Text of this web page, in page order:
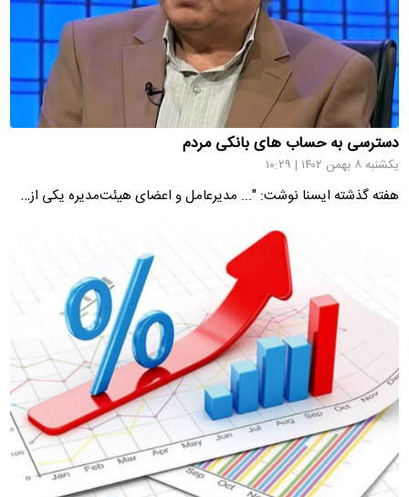
دسترسی به حساب های بانکی مردم
یکشنبه ۸ بهمن ۱۴۰۲ | ۱۰:۲۹
هفته گذشته ایسنا نوشت: "... مدیرعامل و اعضای هیئت‌مدیره یکی از…